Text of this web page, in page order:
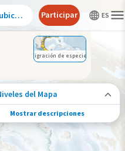
Migración de especies
del Mapa
de especies
viaja esta especie durante todo
Mostrar descripciones
Participar